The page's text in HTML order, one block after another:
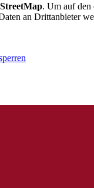
a
s
. Um auf den
an Drittanbieter